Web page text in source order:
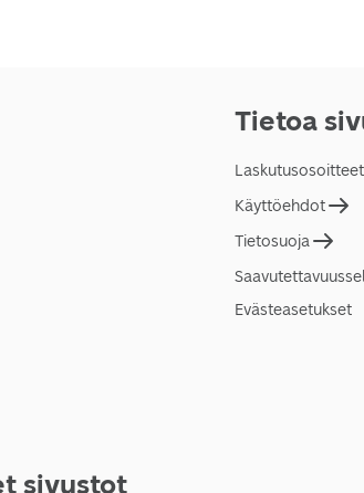
Tietoa
Laskutusosoitteet
Käyttöehdot
Tietosuoja
Evästeasetukset
sivustot